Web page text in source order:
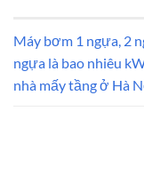
Máy bơm 1 ngựa, 2
ngựa là bao nhiêu
nhà mấy tầng ở Hà